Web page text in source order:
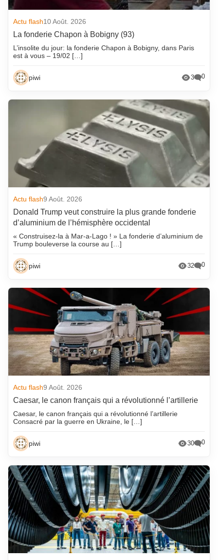
Actu flash10 Août. 2026
La fonderie Chapon à Bobigny (93)
L’insolite du jour: la fonderie Chapon à Bobigny, dans Paris
est à vous – 19/02 […]
piwi 3 0
Actu flash9 Août. 2026
Donald Trump veut construire la plus grande fonderie
d’aluminium de l’hémisphère occidental
« Construisez-la à Mar-a-Lago ! » La fonderie d’aluminium de
Trump bouleverse la course au […]
piwi 32 0
Actu flash9 Août. 2026
Caesar, le canon français qui a révolutionné l’artillerie
Caesar, le canon français qui a révolutionné l’artillerie
Consacré par la guerre en Ukraine, le […]
piwi 30 0